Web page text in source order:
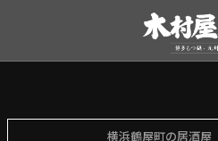
横浜鶴屋町の居酒屋